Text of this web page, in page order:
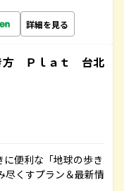
詳細を見る
方 Ｐｌａｔ 台北
に便利な「地球の歩き
尽くすプラン＆最新情